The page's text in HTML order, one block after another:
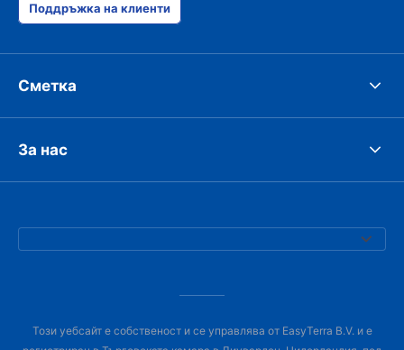
Поддръжка на клиенти
Сметка
За нас
Този уебсайт е собственост и се управлява от EasyTerra B.V. и е